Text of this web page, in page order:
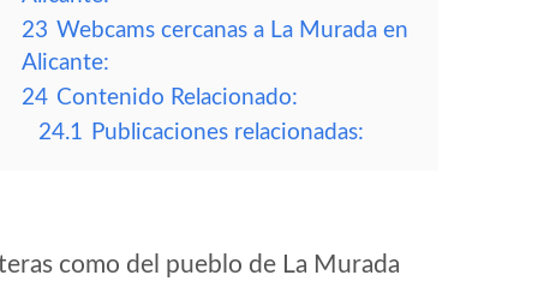
23 Webcams cercanas a La Murada en
Alicante:
24 Contenido Relacionado:
24.1 Publicaciones relacionadas:
como del pueblo de La Murada